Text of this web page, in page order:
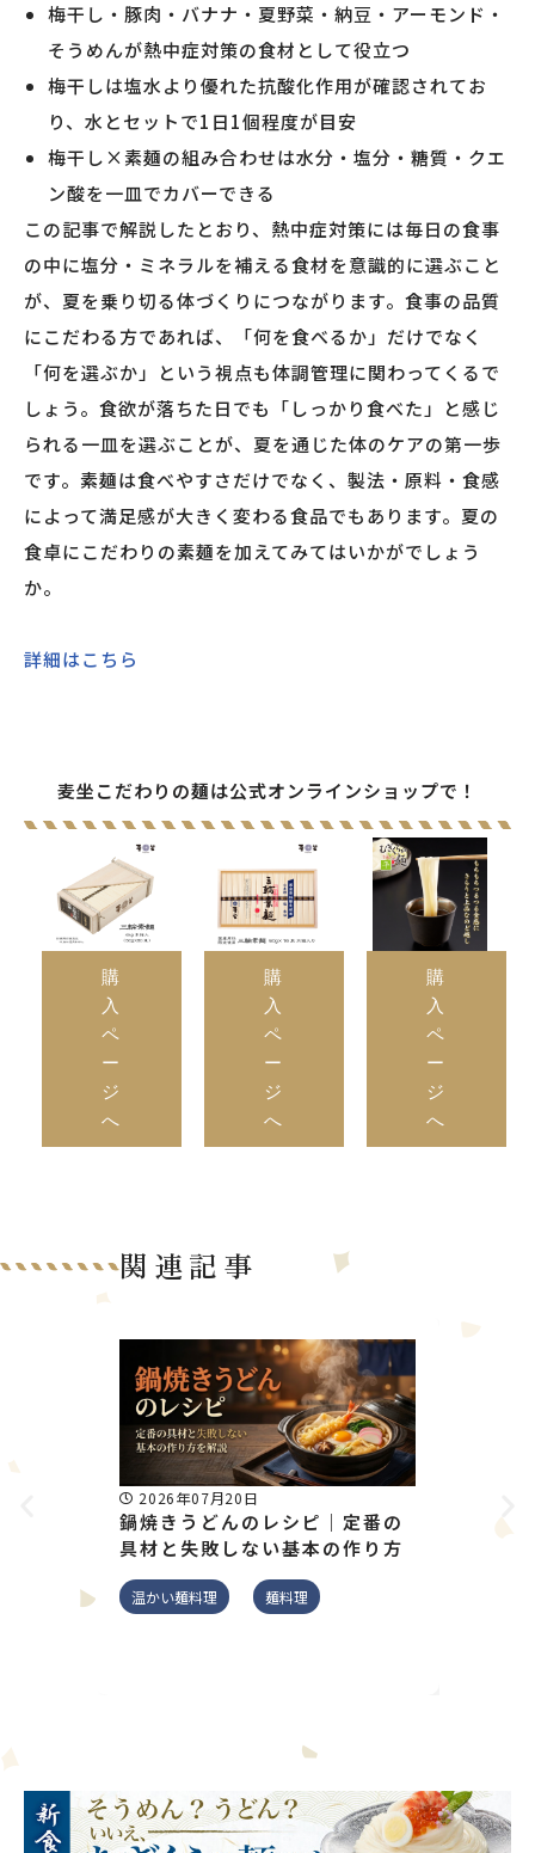
梅干し・豚肉・バナナ・夏野菜・納豆・アーモンド・
そうめんが熱中症対策の食材として役立つ
梅干しは塩水より優れた抗酸化作用が確認されてお
り、水とセットで1日1個程度が目安
梅干し×素麺の組み合わせは水分・塩分・糖質・クエ
ン酸を一皿でカバーできる
この記事で解説したとおり、熱中症対策には毎日の食事
の中に塩分・ミネラルを補える食材を意識的に選ぶこと
が、夏を乗り切る体づくりにつながります。食事の品質
にこだわる方であれば、「何を食べるか」だけでなく
「何を選ぶか」という視点も体調管理に関わってくるで
しょう。食欲が落ちた日でも「しっかり食べた」と感じ
られる一皿を選ぶことが、夏を通じた体のケアの第一歩
です。素麺は食べやすさだけでなく、製法・原料・食感
によって満足感が大きく変わる食品でもあります。夏の
食卓にこだわりの素麺を加えてみてはいかがでしょう
か。
詳細はこちら
麦坐こだわりの麺は公式オンラインショップで！
購
入
ペ
ー
ジ
へ
購
入
ペ
ー
ジ
へ
購
入
ペ
ー
ジ
へ
関連記事
2026年07月20日
鍋焼きうどんのレシピ｜定番の
具材と失敗しない基本の作り方
温かい麺料理 麺料理